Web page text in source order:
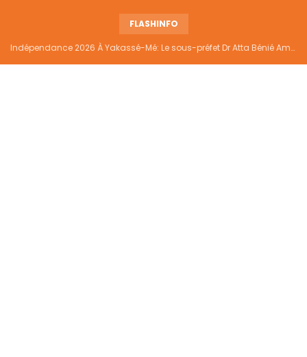
FLASHINFO
Indépendance 2026 À Yakassé-Mé: Le sous-préfet Dr Atta Bénié Amédé appelle à l’unité, à la sécurité et au développement